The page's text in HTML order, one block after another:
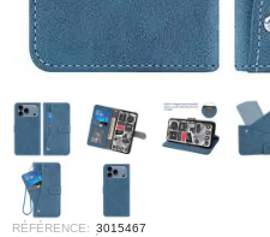
RÉFÉRENCE: 3015467